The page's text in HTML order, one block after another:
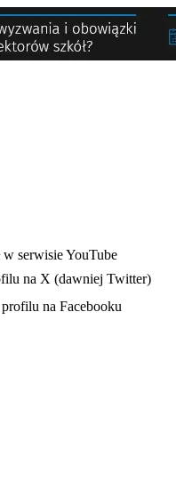
w serwisie YouTube
na X (dawniej Twitter)
karcie na Facebooku